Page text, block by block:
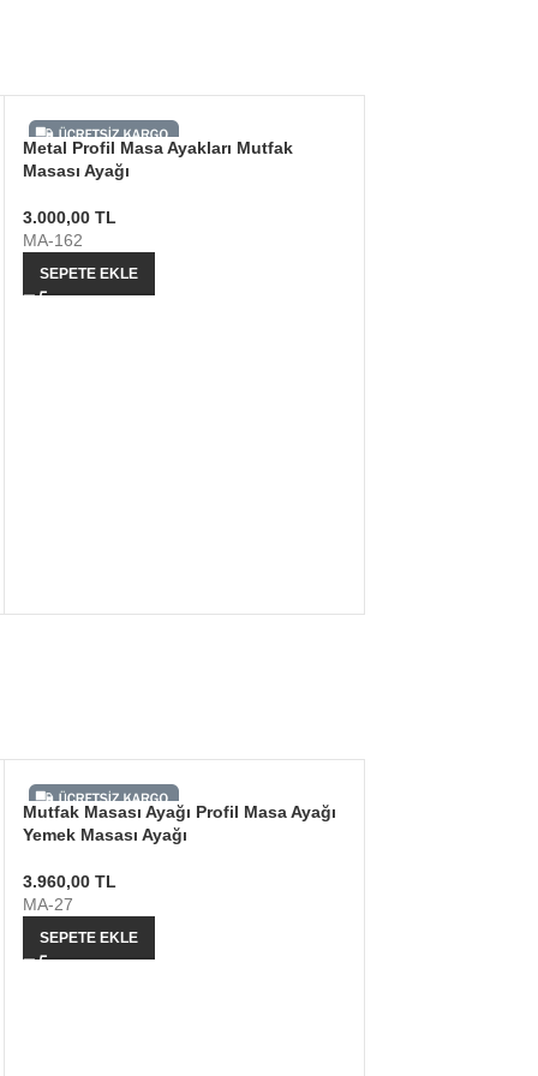
Metal Profil Masa Ayakları Mutfak
Masası Ayağı
3.000,00 TL
MA-162
SEPETE EKLE
Mutfak Masası Ayağı Profil Masa Ayağı
Yemek Masası Ayağı
3.960,00 TL
MA-27
SEPETE EKLE